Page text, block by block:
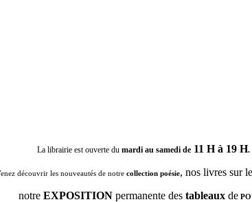
La librairie est ouverte du mardi au samedi de 11 H à 19 H.
découvrir les nouveautés de notrecollection poésie, nos livres sur
notre EXPOSITION permanente des tableaux de